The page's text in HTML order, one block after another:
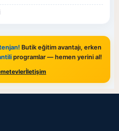
Butik eğitim avantajı, erken
programlar — hemen yerini al!
İletişim